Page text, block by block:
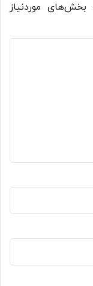
بخش‌های موردنیاز